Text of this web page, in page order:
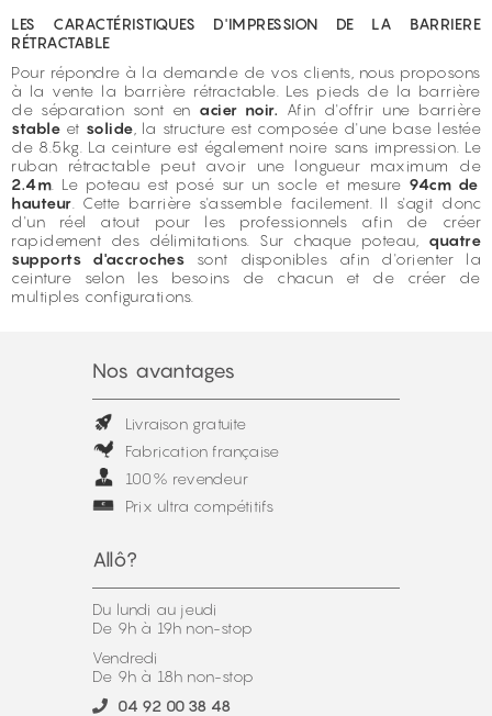
LES CARACTÉRISTIQUES D'IMPRESSION DE LA BARRIERE
RÉTRACTABLE
Pour répondre à la demande de vos clients, nous proposons
à la vente la barrière rétractable. Les pieds de la barrière
de séparation sont en acier noir. Afin d'offrir une barrière
stable et solide , la structure est composée d'une base lestée
de 8.5kg. La ceinture est également noire sans impression. Le
ruban rétractable peut avoir une longueur maximum de
2.4m . Le poteau est posé sur un socle et mesure 94cm de
hauteur . Cette barrière s'assemble facilement. Il s'agit donc
d'un réel atout pour les professionnels afin de créer
rapidement des délimitations. Sur chaque poteau, quatre
supports d'accroches sont disponibles afin d'orienter la
ceinture selon les besoins de chacun et de créer de
multiples configurations.
Nos avantages
Livraison gratuite
Fabrication française
100% revendeur
Prix ultra compétitifs
Allô?
Du lundi au jeudi
De 9h à 19h non-stop
Vendredi
De 9h à 18h non-stop
04 92 00 38 48